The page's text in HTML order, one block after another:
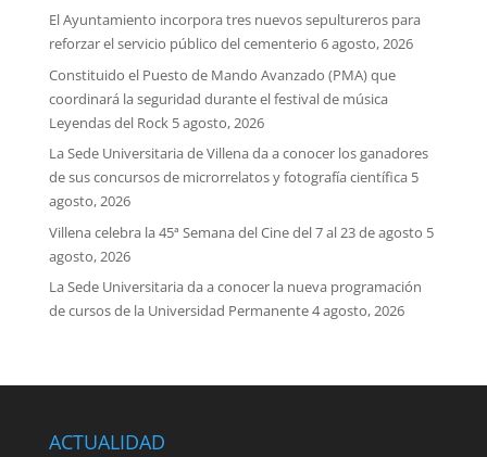
El Ayuntamiento incorpora tres nuevos sepultureros para
reforzar el servicio público del cementerio 6 agosto, 2026
Constituido el Puesto de Mando Avanzado (PMA) que
coordinará la seguridad durante el festival de música
Leyendas del Rock 5 agosto, 2026
La Sede Universitaria de Villena da a conocer los ganadores
de sus concursos de microrrelatos y fotografía científica 5
agosto, 2026
Villena celebra la 45ª Semana del Cine del 7 al 23 de agosto 5
agosto, 2026
La Sede Universitaria da a conocer la nueva programación
de cursos de la Universidad Permanente4 agosto, 2026
ACTUALIDAD